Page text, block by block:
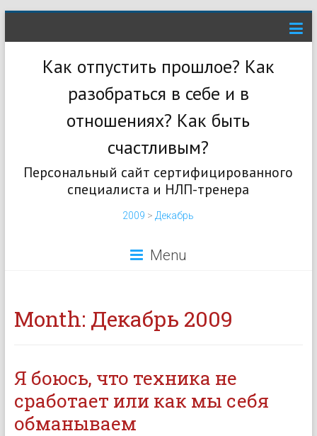
Как отпустить прошлое? Как
разобраться в себе и в
отношениях? Как быть
счастливым?
Персональный сайт сертифицированного
специалиста и НЛП-тренера
2009 > Декабрь
Menu
Month: Декабрь 2009
Я боюсь, что техника не
сработает или как мы себя
обманываем